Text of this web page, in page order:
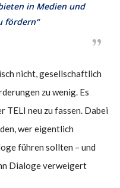
in Medien und
fördern“
nicht, gesellschaftlich
zu wenig. Es
TELI neu zu fassen. Dabei
wer eigentlich
führen sollten – und
Dialoge verweigert